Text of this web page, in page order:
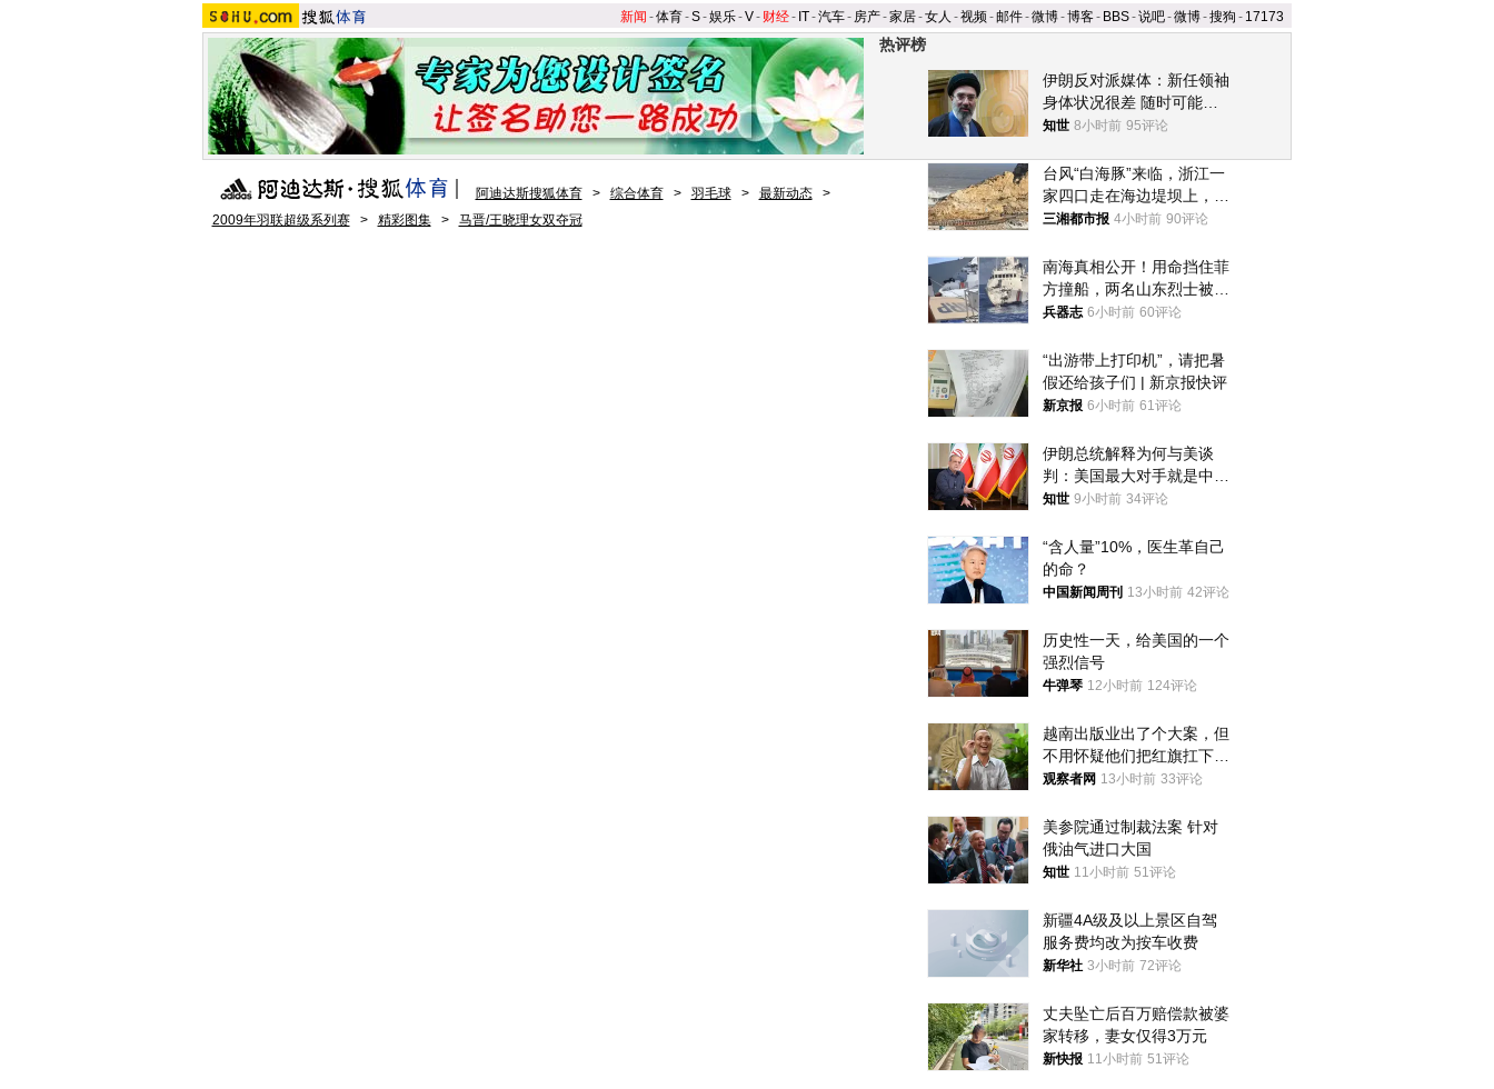
新闻 -体育-S-娱乐-V- 财经- IT-汽车- 房产-家居-女人 -视频-邮件-微博-博客- BBS-说吧-微博-搜狗 - 17173
热评榜
伊朗反对派媒体：新任领袖
身体状况很差 随时可能离
世
知世 8小时前 95评论
台风“白海豚”来临，浙江一
家四口走在海边堤坝上，其
中9岁男孩被巨浪卷入海
三湘都市报 4小时前 90评论
南海真相公开！用命挡住菲
方撞船，两名山东烈士被授
武警最高荣誉
兵器志 6小时前 60评论
“出游带上打印机”，请把暑
假还给孩子们 | 新京报快评
新京报 6小时前 61评论
伊朗总统解释为何与美谈
判：美国最大对手就是中
国，但他们也在对话
知世 9小时前 34评论
“含人量”10%，医生革自己
的命？
中国新闻周刊 13小时前 42评论
历史性一天，给美国的一个
强烈信号
牛弹琴 12小时前 124评论
越南出版业出了个大案，但
不用怀疑他们把红旗扛下去
的决心
观察者网 13小时前 33评论
美参院通过制裁法案 针对
俄油气进口大国
知世 11小时前 51评论
新疆4A级及以上景区自驾
服务费均改为按车收费
新华社 3小时前 72评论
丈夫坠亡后百万赔偿款被婆
家转移，妻女仅得3万元
新快报 11小时前 51评论
阿迪达斯搜狐体育 > 综合体育 > 羽毛球 > 最新动态
>
2009年羽联超级系列赛
> 精彩图集 > 马晋/王晓理女双夺冠